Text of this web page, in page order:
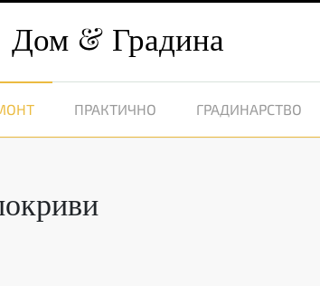
Дом Градина
ПРАКТИЧНО ГРАДИНАРСТВО